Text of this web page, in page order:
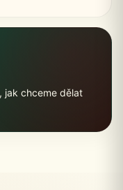
jak chceme dělat